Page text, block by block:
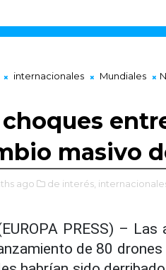
internacionales Mundiales
masivo
ago de interés,
PRESS) –
de 80